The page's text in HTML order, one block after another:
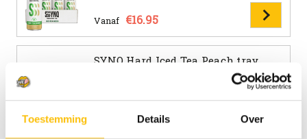
Toestemming Details Over
Vanaf €16.95
SYNQ Hard Iced Tea Peach tray
€16.95